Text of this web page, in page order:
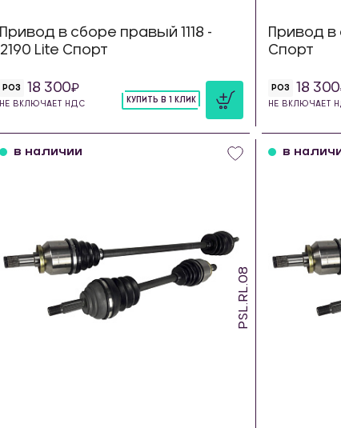
Привод в сборе правый 1118 -
2190 Lite Спорт
РОЗ 18 300
НЕ ВКЛЮЧАЕТ НДС КУПИТЬ В 1 КЛИК
Привод в
Спорт
РОЗ 18 300
НЕ ВКЛЮЧАЕТ
PSL.RL.08
в наличии в